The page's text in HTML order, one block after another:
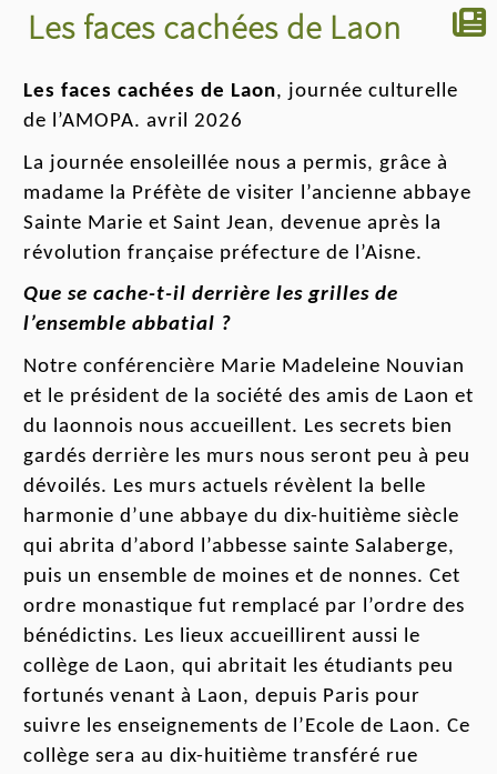
Les faces cachées de Laon
Les faces cachées de Laon, journée culturelle
de l’AMOPA. avril 2026
La journée ensoleillée nous a permis, grâce à
madame la Préfète de visiter l’ancienne abbaye
Sainte Marie et Saint Jean, devenue après la
révolution française préfecture de l’Aisne.
Que se cache-t-il derrière les grilles de
l’ensemble abbatial ?
Notre conférencière Marie Madeleine Nouvian
et le président de la société des amis de Laon et
du laonnois nous accueillent. Les secrets bien
gardés derrière les murs nous seront peu à peu
dévoilés. Les murs actuels révèlent la belle
harmonie d’une abbaye du dix-huitième siècle
qui abrita d’abord l’abbesse sainte Salaberge,
puis un ensemble de moines et de nonnes. Cet
ordre monastique fut remplacé par l’ordre des
bénédictins. Les lieux accueillirent aussi le
collège de Laon, qui abritait les étudiants peu
fortunés venant à Laon, depuis Paris pour
suivre les enseignements de l’Ecole de Laon. Ce
collège sera au dix-huitième transféré rue